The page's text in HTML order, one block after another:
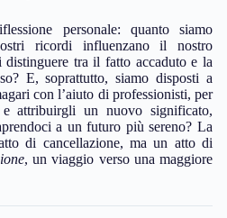
personale: quanto siamo
ricordi influenzano il nostro
distinguere tra il fatto accaduto e la
E, soprattutto, siamo disposti a
con l’aiuto di professionisti, per
attribuirgli un nuovo significato,
a un futuro più sereno? La
di cancellazione, ma un atto di
, un viaggio verso una maggiore